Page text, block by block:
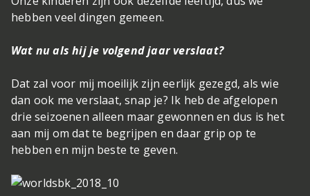
hebben veel dingen gemeen.
Wat nu als hij je volgend jaar verslaat?
Dat zal voor mij moeilijk zijn eerlijk gezegd, als wie
dan ook me verslaat, snap je? Ik heb de afgelopen
drie seizoenen alleen maar gewonnen en dus is het
aan mij om dat te begrijpen en daar grip op te
hebben en mijn beste te geven.